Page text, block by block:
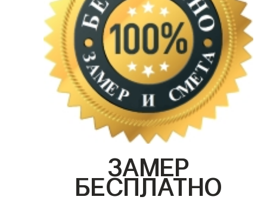
ЗАМЕР
БЕСПЛАТНО